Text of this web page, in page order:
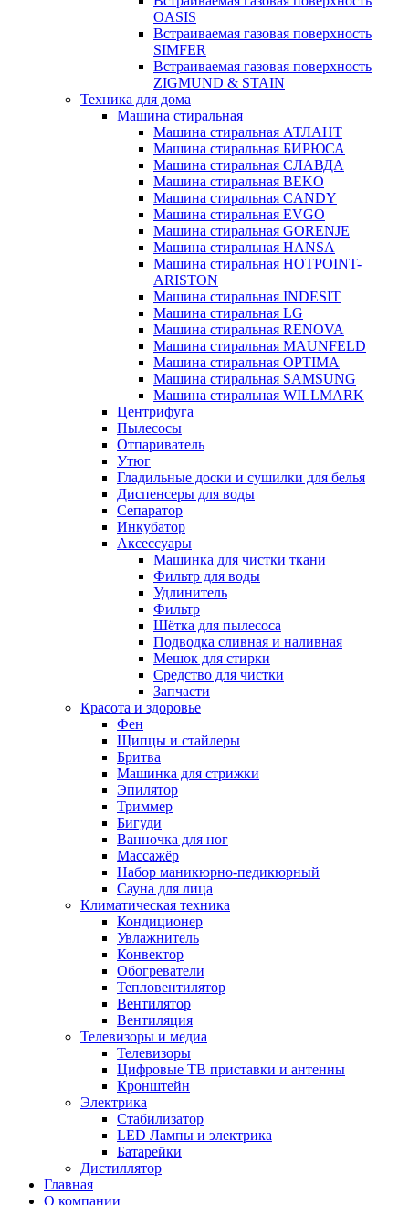
OASIS
Встраиваемая газовая поверхность
SIMFER
Встраиваемая газовая поверхность
ZIGMUND & STAIN
Техника для дома
Машина стиральная
Машина стиральная АТЛАНТ
Машина стиральная БИРЮСА
Машина стиральная СЛАВДА
Машина стиральная BEKO
Машина стиральная CANDY
Машина стиральная EVGO
Машина стиральная GORENJE
Машина стиральная HANSA
Машина стиральная HOTPOINT-
ARISTON
Машина стиральная INDESIT
Машина стиральная LG
Машина стиральная RENOVA
Машина стиральная MAUNFELD
Машина стиральная OPTIMA
Машина стиральная SAMSUNG
Машина стиральная WILLMARK
Центрифуга
Пылесосы
Отпариватель
Утюг
Гладильные доски и сушилки для белья
Диспенсеры для воды
Сепаратор
Инкубатор
Аксессуары
Машинка для чистки ткани
Фильтр для воды
Удлинитель
Фильтр
Шётка для пылесоса
Подводка сливная и наливная
Мешок для стирки
Средство для чистки
Запчасти
Красота и здоровье
Фен
Щипцы и стайлеры
Бритва
Машинка для стрижки
Эпилятор
Триммер
Бигуди
Ванночка для ног
Массажёр
Набор маникюрно-педикюрный
Сауна для лица
Климатическая техника
Кондиционер
Увлажнитель
Конвектор
Обогреватели
Тепловентилятор
Вентилятор
Вентиляция
Телевизоры и медиа
Телевизоры
Цифровые ТВ приставки и антенны
Кронштейн
Электрика
Стабилизатор
LED Лампы и электрика
Батарейки
Дистиллятор
Главная
О компании